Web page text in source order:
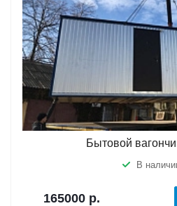
Бытовой
В
165000 р.